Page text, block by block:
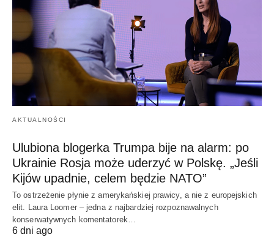
AKTUALNOŚCI
Ulubiona blogerka Trumpa bije na alarm: po
Ukrainie Rosja może uderzyć w Polskę. „Jeśli
Kijów upadnie, celem będzie NATO”
To ostrzeżenie płynie z amerykańskiej prawicy, a nie z europejskich
elit. Laura Loomer – jedna z najbardziej rozpoznawalnych
konserwatywnych komentatorek…
6 dni ago